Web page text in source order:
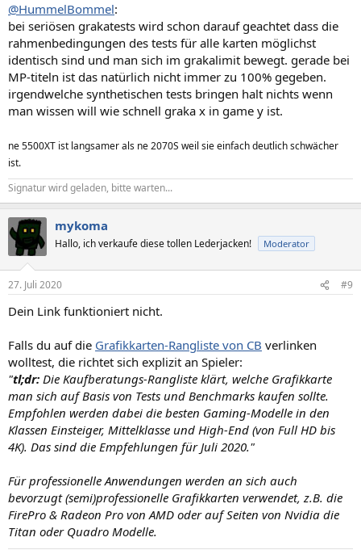
@HummelBommel:
bei seriösen grakatests wird schon darauf geachtet dass die
rahmenbedingungen des tests für alle karten möglichst
identisch sind und man sich im grakalimit bewegt. gerade bei
MP-titeln ist das natürlich nicht immer zu 100% gegeben.
irgendwelche synthetischen tests bringen halt nichts wenn
man wissen will wie schnell graka x in game y ist.
ne 5500XT ist langsamer als ne 2070S weil sie einfach deutlich schwächer
ist.
Signatur wird geladen, bitte warten...
mykoma
Hallo, ich verkaufe diese tollen Lederjacken! Moderator
27. Juli 2020 #9
Dein Link funktioniert nicht.
Falls du auf die Grafikkarten-Rangliste von CB verlinken
wolltest, die richtet sich explizit an Spieler:
"tl;dr: Die Kaufberatungs-Rangliste klärt, welche Grafikkarte
man sich auf Basis von Tests und Benchmarks kaufen sollte.
Empfohlen werden dabei die besten Gaming-Modelle in den
Klassen Einsteiger, Mittelklasse und High-End (von Full HD bis
4K). Das sind die Empfehlungen für Juli 2020."
Für professionelle Anwendungen werden an sich auch
bevorzugt (semi)professionelle Grafikkarten verwendet, z.B. die
FirePro & Radeon Pro von AMD oder auf Seiten von Nvidia die
Titan oder Quadro Modelle.